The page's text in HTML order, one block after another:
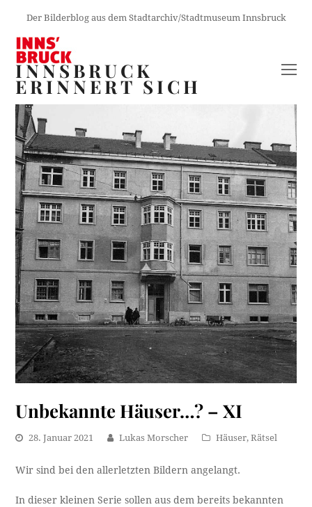
Der Bilderblog aus dem Stadtarchiv/Stadtmuseum Innsbruck
INNSBRUCK
ERINNERT SICH
Unbekannte Häuser…? – XI
28. Januar 2021 Lukas Morscher Häuser,Rätsel
Wir sind bei den allerletzten Bildern angelangt.
In dieser kleinen Serie sollen aus dem bereits bekannten